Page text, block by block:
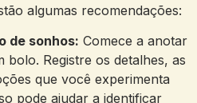
⁤algumas recomendações:
de sonhos: Comece a anotar
bolo. Registre os detalhes, as
que você ⁤experimenta
pode ajudar a identificar